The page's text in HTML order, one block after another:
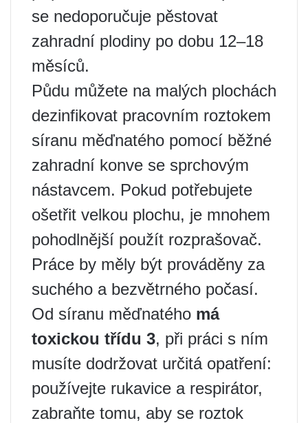
se nedoporučuje pěstovat
zahradní plodiny po dobu 12–18
měsíců.
Půdu můžete na malých plochách
dezinfikovat pracovním roztokem
síranu měďnatého pomocí běžné
zahradní konve se sprchovým
nástavcem. Pokud potřebujete
ošetřit velkou plochu, je mnohem
pohodlnější použít rozprašovač.
Práce by měly být prováděny za
suchého a bezvětrného počasí.
Od síranu měďnatého má
toxickou třídu 3, při práci s ním
musíte dodržovat určitá opatření:
používejte rukavice a respirátor,
zabraňte tomu, aby se roztok